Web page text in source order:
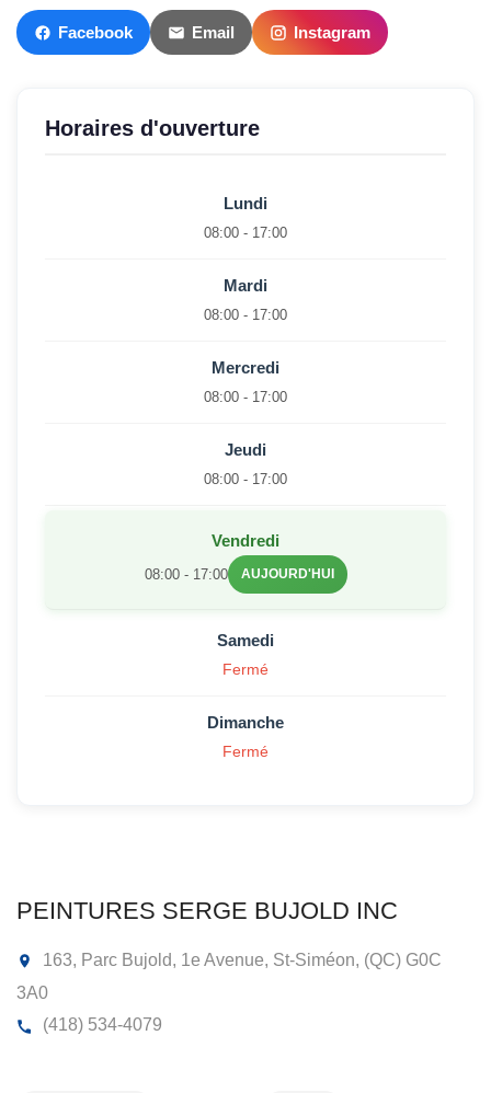
Facebook Email Instagram
Horaires d'ouverture
Lundi
08:00 - 17:00
Mardi
08:00 - 17:00
Mercredi
08:00 - 17:00
Jeudi
08:00 - 17:00
Vendredi
08:00 - 17:00 AUJOURD'HUI
Samedi
Fermé
Dimanche
Fermé